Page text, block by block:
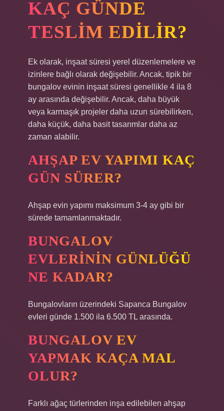
KAÇ GÜNDE
TESLIM EDILIR?
Ek olarak, inşaat süresi yerel düzenlemelere ve
izinlere bağlı olarak değişebilir. Ancak, tipik bir
bungalov evinin inşaat süresi genellikle 4 ila 8
ay arasında değişebilir. Ancak, daha büyük
veya karmaşık projeler daha uzun sürebilirken,
daha küçük, daha basit tasarımlar daha az
zaman alabilir.
AHŞAP EV YAPIMI KAÇ
GÜN SÜRER?
Ahşap evin yapımı maksimum 3-4 ay gibi bir
sürede tamamlanmaktadır.
BUNGALOV
EVLERININ GÜNLÜĞÜ
NE KADAR?
Bungalovların üzerindeki Sapanca Bungalov
evleri günde 1.500 ila 6.500 TL arasında.
BUNGALOV EV
YAPMAK KAÇA MAL
OLUR?
Farklı ağaç türlerinden inşa edilebilen ahşap